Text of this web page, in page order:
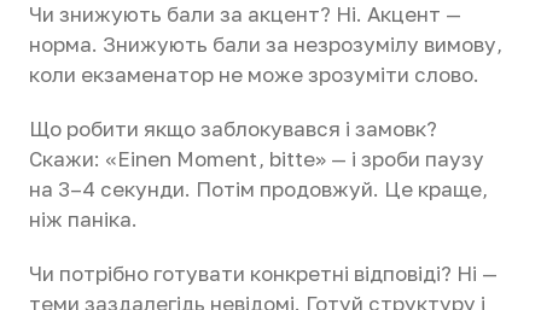
Чи знижують бали за акцент? Ні. Акцент —
норма. Знижують бали за незрозумілу вимову,
коли екзаменатор не може зрозуміти слово.
Що робити якщо заблокувався і замовк?
Скажи: «Einen Moment, bitte» — і зроби паузу
на 3–4 секунди. Потім продовжуй. Це краще,
ніж паніка.
Чи потрібно готувати конкретні відповіді? Ні —
теми заздалегідь невідомі. Готуй структуру і